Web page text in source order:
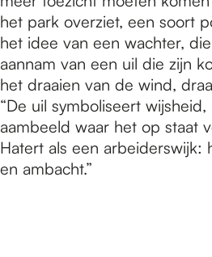
het park overziet, een soort
het idee van een wachter,
aannam van een uil die zijn
het draaien van de wind,
“De uil symboliseert
aambeeld waar het op staat
Hatert als een arbeiderswijk:
en ambacht.”